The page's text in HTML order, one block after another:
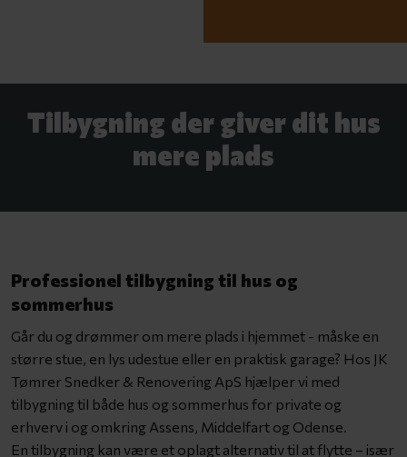
Tilbygning der giver dit hus
mere plads
Professionel tilbygning til hus og
sommerhus
Går du og drømmer om mere plads i hjemmet - måske en
større stue, en lys udestue eller en praktisk garage? Hos JK
Tømrer Snedker & Renovering ApS hjælper vi med
tilbygning til både hus og sommerhus for private og
erhverv i og omkring Assens, Middelfart og Odense.
En tilbygning kan være et oplagt alternativ til at flytte – især